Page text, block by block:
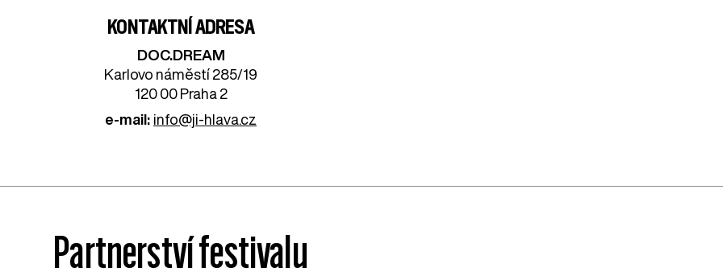
KONTAKTNÍ ADRESA
DOC.DREAM​
Karlovo náměstí 285/19
120 00 Praha 2
e-mail: info@ji-hlava.cz
Partnerství festivalu